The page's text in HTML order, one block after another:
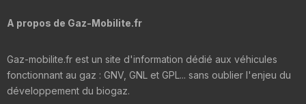
A propos de Gaz-Mobilite.fr
Gaz-mobilite.fr est un site d'information dédié aux véhicules
fonctionnant au gaz : GNV, GNL et GPL... sans oublier l'enjeu du
développement du biogaz.